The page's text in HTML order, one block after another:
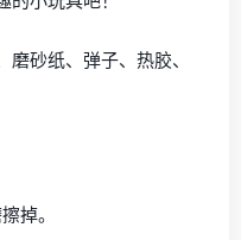
简单的加工后，制作
玩，这是不是一个非常